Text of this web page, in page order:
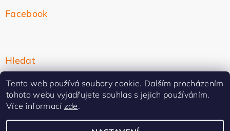
Facebook
Hledat
Tento web používá soubory cookie. Dalším procházením
tohoto webu vyjadřujete souhlas s jejich používáním.
Více informací zde.